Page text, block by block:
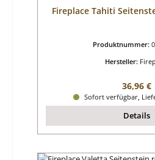
Fireplace Tahiti
Produktnummer:
Hersteller:
36,96 €
Sofort verfügbar,
Details